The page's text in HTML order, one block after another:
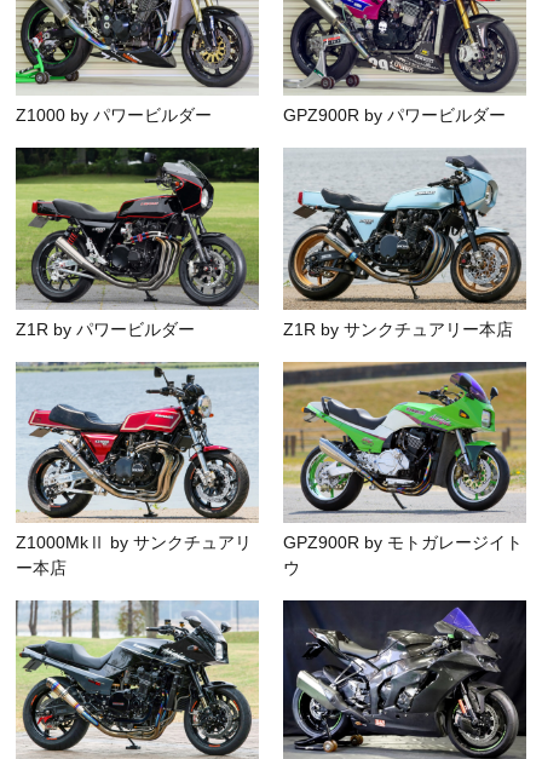
Z1000 by パワービルダー GPZ900R by パワービルダー
Z1R by パワービルダー Z1R by サンクチュアリー本店
Z1000MkⅡ by サンクチュアリ
ー本店
GPZ900R by モトガレージイト
ウ